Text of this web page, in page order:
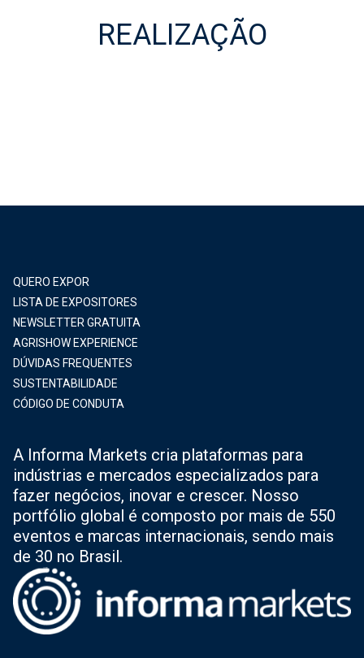
REALIZAÇÃO
QUERO EXPOR
LISTA DE EXPOSITORES
NEWSLETTER GRATUITA
AGRISHOW EXPERIENCE
DÚVIDAS FREQUENTES
SUSTENTABILIDADE
CÓDIGO DE CONDUTA
A Informa Markets cria plataformas para
indústrias e mercados especializados para
fazer negócios, inovar e crescer. Nosso
portfólio global é composto por mais de 550
eventos e marcas internacionais, sendo mais
de 30 no Brasil.